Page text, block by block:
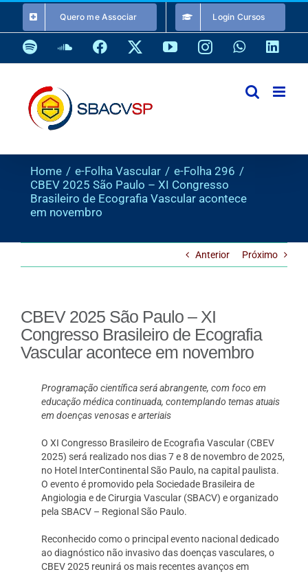
o
conteúdo
Quero me Associar Login Cursos
SpotifySoundCloud
Facebook YouTubeInstagramWhatsApp
Home e-Folha Vascular
e-Folha 296
CBEV 2025 São Paulo – XI Congresso
Brasileiro de Ecografia Vascular acontece
em novembro
Anterior Próximo
CBEV 2025 São Paulo – XI
Congresso Brasileiro de Ecografia
Vascular acontece em novembro
Programação científica será abrangente, com foco em
educação médica continuada, contemplando temas atuais
em doenças venosas e arteriais
O XI Congresso Brasileiro de Ecografia Vascular (CBEV
2025) será realizado nos dias 7 e 8 de novembro de 2025,
no Hotel InterContinental São Paulo, na capital paulista.
O evento é promovido pela Sociedade Brasileira de
Angiologia e de Cirurgia Vascular (SBACV) e organizado
pela SBACV – Regional São Paulo.
Reconhecido como o principal evento nacional dedicado
ao diagnóstico não invasivo das doenças vasculares, o
CBEV 2025 reunirá os mais recentes avanços em